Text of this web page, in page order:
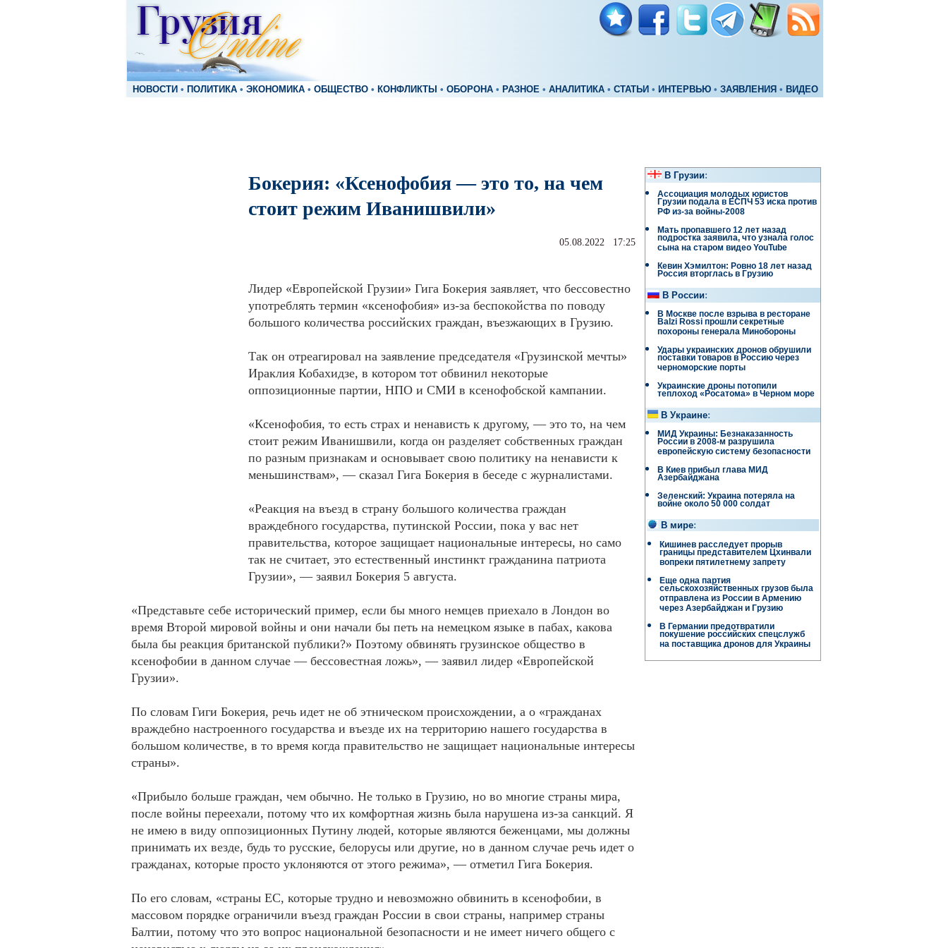
НОВОСТИ • ПОЛИТИКА • ЭКОНОМИКА • ОБЩЕСТВО • КОНФЛИКТЫ • ОБОРОНА • РАЗНОЕ • АНАЛИТИКА • СТАТЬИ • ИНТЕРВЬЮ • ЗАЯВЛЕНИЯ • ВИДЕО
Бокерия: «Ксенофобия — это то, на чем
стоит режим Иванишвили»
05.08.2022 17:25
Лидер «Европейской Грузии» Гига Бокерия заявляет, что бессовестно
употреблять термин «ксенофобия» из-за беспокойства по поводу
большого количества российских граждан, въезжающих в Грузию.
Так он отреагировал на заявление председателя «Грузинской мечты»
Ираклия Кобахидзе, в котором тот обвинил некоторые
оппозиционные партии, НПО и СМИ в ксенофобской кампании.
«Ксенофобия, то есть страх и ненависть к другому, — это то, на чем
стоит режим Иванишвили, когда он разделяет собственных граждан
по разным признакам и основывает свою политику на ненависти к
меньшинствам», — сказал Гига Бокерия в беседе с журналистами.
«Реакция на въезд в страну большого количества граждан
враждебного государства, путинской России, пока у вас нет
правительства, которое защищает национальные интересы, но само
так не считает, это естественный инстинкт гражданина патриота
Грузии», — заявил Бокерия 5 августа.
«Представьте себе исторический пример, если бы много немцев приехало в Лондон во
время Второй мировой войны и они начали бы петь на немецком языке в пабах, какова
была бы реакция британской публики?» Поэтому обвинять грузинское общество в
ксенофобии в данном случае — бессовестная ложь», — заявил лидер «Европейской
Грузии».
По словам Гиги Бокерия, речь идет не об этническом происхождении, а о «гражданах
враждебно настроенного государства и въезде их на территорию нашего государства в
большом количестве, в то время когда правительство не защищает национальные интересы
страны».
«Прибыло больше граждан, чем обычно. Не только в Грузию, но во многие страны мира,
после войны переехали, потому что их комфортная жизнь была нарушена из-за санкций. Я
не имею в виду оппозиционных Путину людей, которые являются беженцами, мы должны
принимать их везде, будь то русские, белорусы или другие, но в данном случае речь идет о
гражданах, которые просто уклоняются от этого режима», — отметил Гига Бокерия.
По его словам, «страны ЕС, которые трудно и невозможно обвинить в ксенофобии, в
массовом порядке ограничили въезд граждан России в свои страны, например страны
Балтии, потому что это вопрос национальной безопасности и не имеет ничего общего с
В Грузии:
Ассоциация молодых юристов
Грузии подала в ЕСПЧ 53 иска против
РФ из-за войны-2008
Мать пропавшего 12 лет назад
подростка заявила, что узнала голос
сына на старом видео YouTube
Кевин Хэмилтон: Ровно 18 лет назад
Россия вторглась в Грузию
В России:
В Москве после взрыва в ресторане
Balzi Rossi прошли секретные
похороны генерала Минобороны
Удары украинских дронов обрушили
поставки товаров в Россию через
черноморские порты
Украинские дроны потопили
теплоход «Росатома» в Черном море
В Украине:
МИД Украины: Безнаказанность
России в 2008-м разрушила
европейскую систему безопасности
В Киев прибыл глава МИД
Азербайджана
Зеленский: Украина потеряла на
войне около 50 000 солдат
В мире:
Кишинев расследует прорыв
границы представителем Цхинвали
вопреки пятилетнему запрету
Еще одна партия
сельскохозяйственных грузов была
отправлена ​​из России в Армению
через Азербайджан и Грузию
В Германии предотвратили
покушение российских спецслужб
на поставщика дронов для Украины